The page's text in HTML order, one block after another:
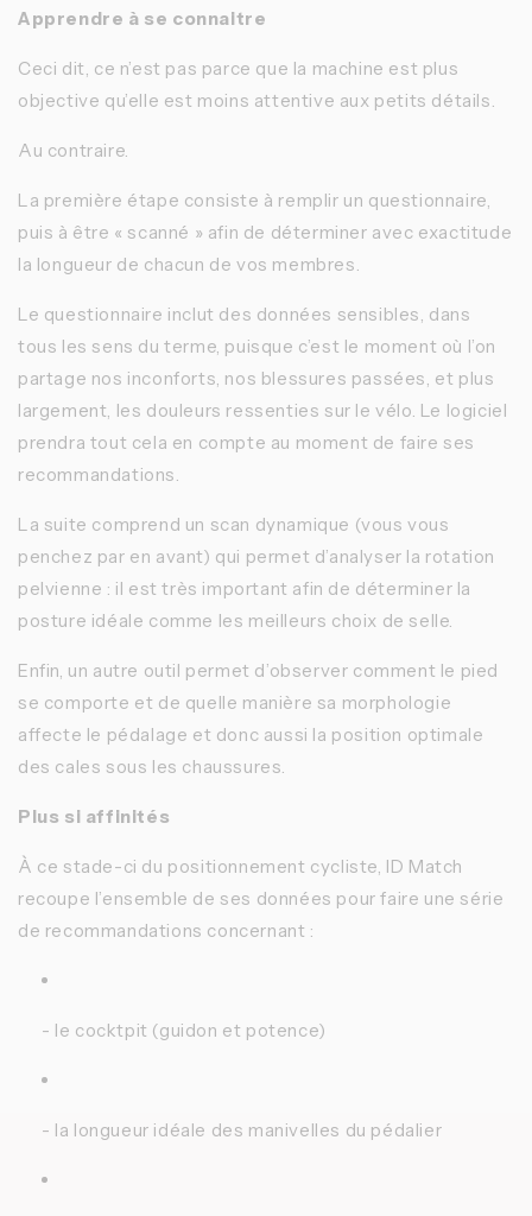
Apprendre à se connaitre
Ceci dit, ce n’est pas parce que la machine est plus
objective qu’elle est moins attentive aux petits détails.
Au contraire.
La première étape consiste à remplir un questionnaire,
puis à être « scanné » afin de déterminer avec exactitude
la longueur de chacun de vos membres.
Le questionnaire inclut des données sensibles, dans
tous les sens du terme, puisque c’est le moment où l’on
partage nos inconforts, nos blessures passées, et plus
largement, les douleurs ressenties sur le vélo. Le logiciel
prendra tout cela en compte au moment de faire ses
recommandations.
La suite comprend un scan dynamique (vous vous
penchez par en avant) qui permet d’analyser la rotation
pelvienne : il est très important afin de déterminer la
posture idéale comme les meilleurs choix de selle.
Enfin, un autre outil permet d’observer comment le pied
se comporte et de quelle manière sa morphologie
affecte le pédalage et donc aussi la position optimale
des cales sous les chaussures.
Plus si affinités
À ce stade-ci du positionnement cycliste, ID Match
recoupe l’ensemble de ses données pour faire une série
de recommandations concernant :
- le cocktpit (guidon et potence)
- la longueur idéale des manivelles du pédalier